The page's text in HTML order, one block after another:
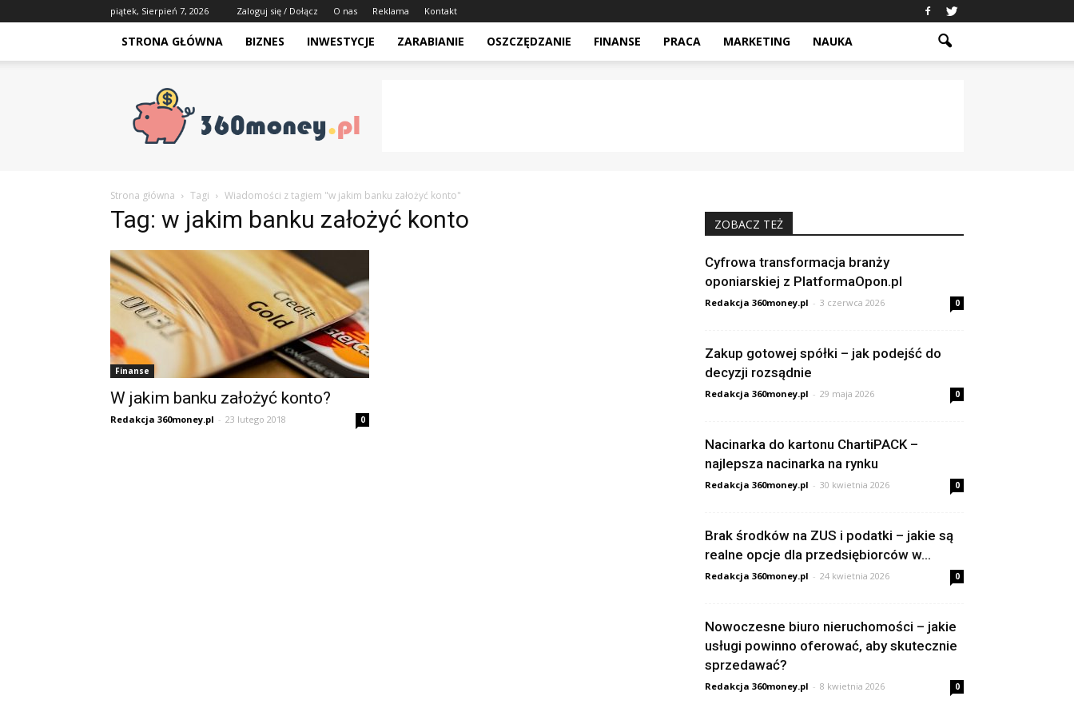
piątek, Sierpień 7, 2026 Zaloguj się / Dołącz O nas Reklama Kontakt
STRONA GŁÓWNA BIZNES INWESTYCJE ZARABIANIE OSZCZĘDZANIE FINANSE PRACA MARKETING NAUKA
Strona główna Tagi Wiadomości z tagiem "w jakim banku założyć konto"
Tag: w jakim banku założyć konto
Finanse
W jakim banku założyć konto?
Redakcja 360money.pl - 23 lutego 2018 0
ZOBACZ TEŻ
Cyfrowa transformacja branży
oponiarskiej z PlatformaOpon.pl
Redakcja 360money.pl - 3 czerwca 2026 0
Zakup gotowej spółki – jak podejść do
decyzji rozsądnie
Redakcja 360money.pl - 29 maja 2026 0
Nacinarka do kartonu ChartiPACK –
najlepsza nacinarka na rynku
Redakcja 360money.pl - 30 kwietnia 2026 0
Brak środków na ZUS i podatki – jakie są
realne opcje dla przedsiębiorców w...
Redakcja 360money.pl - 24 kwietnia 2026 0
Nowoczesne biuro nieruchomości – jakie
usługi powinno oferować, aby skutecznie
sprzedawać?
Redakcja 360money.pl - 8 kwietnia 2026 0